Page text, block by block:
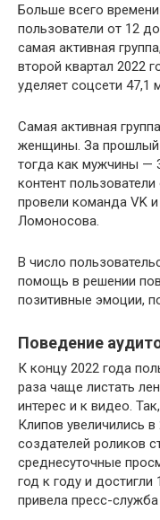
Больше всего
пользователи от 12
самая активная
второй квартал 2022
уделяет соцсети 47,1
Самая активная
женщины. За прошлый
тогда как мужчины —
контент
провели команда VK
Ломоносова.
В число
помощь в решении
позитивные эмоции,
Поведение
К концу 2022 года
раза чаще листать
интерес и к видео.
Клипов увеличились
создателей роликов
среднесуточные
год к году и достигли
привела пресс-